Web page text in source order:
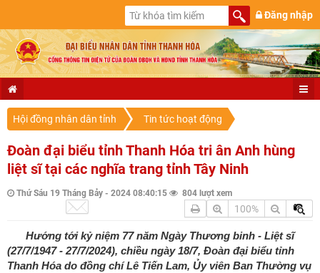
Đăng nhập
Hội đồng nhân dân tỉnh Tin tức hoạt động
Đoàn đại biểu tỉnh Thanh Hóa tri ân Anh hùng
liệt sĩ tại các nghĩa trang tỉnh Tây Ninh
Thứ Sáu 19 Tháng Bảy - 2024 08:40:15 804 lượt xem
100%
Hướng tới kỷ niệm 77 năm Ngày Thương binh - Liệt sĩ
(27/7/1947 - 27/7/2024), chiều ngày 18/7, Đoàn đại biểu tỉnh
Thanh Hóa do đồng chí Lê Tiến Lam, Ủy viên Ban Thường vụ